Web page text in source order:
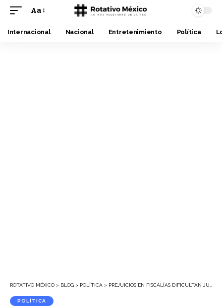
Font
Resizer
Aa
Internacional Nacional Entretenimiento Política
ROTATIVO MÉXICO > BLOG > POLÍTICA > PREJUICIOS EN FISCALÍAS DIFICULTAN JUSTICIA PARA COMUNIDAD LGBT+
POLÍTICA